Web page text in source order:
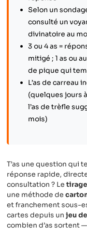
Selon un
consulté un
divinatoire au
3 ou 4 as =
mitigé ; 1 as ou
de pique qui
L’as de carreau
(quelques jours
l’as de trèfle
mois)
T’as une question qui
réponse rapide,
consultation ? Le
une méthode de
et franchement sous-
cartes depuis un jeu
combien d’as sortent